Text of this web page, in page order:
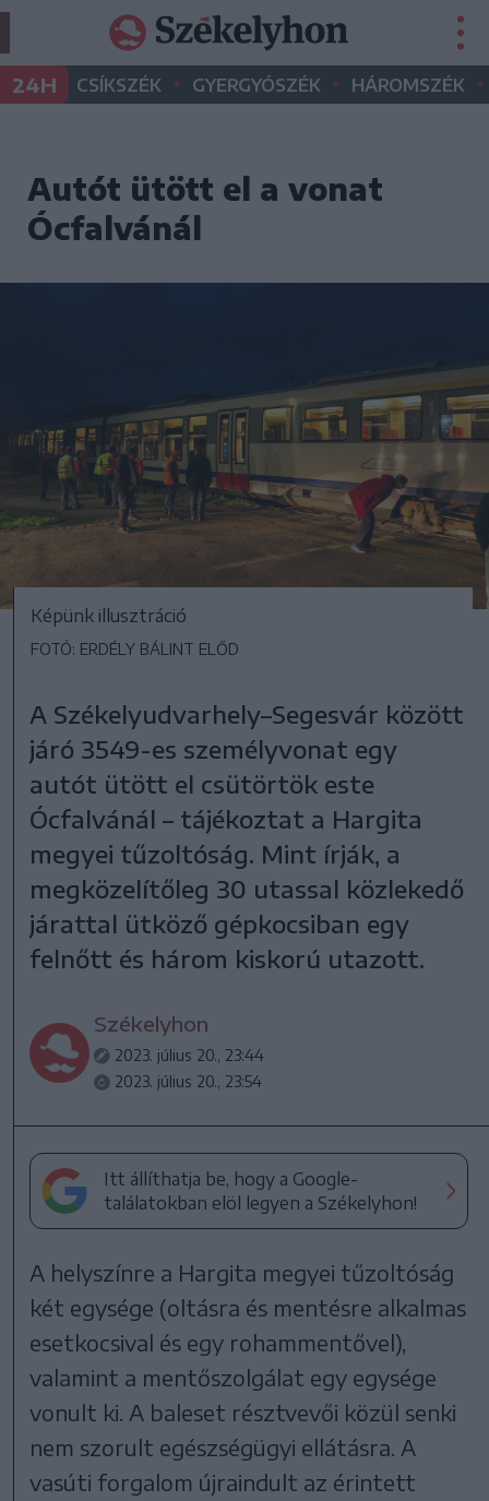
24H CSÍKSZÉK • GYERGYÓSZÉK • HÁROMSZÉK •
Autót ütött el a vonat
Ócfalvánál
Képünk illusztráció
FOTÓ: ERDÉLY BÁLINT ELŐD
A Székelyudvarhely–Segesvár között
járó 3549-es személyvonat egy
autót ütött el csütörtök este
Ócfalvánál – tájékoztat a Hargita
megyei tűzoltóság. Mint írják, a
megközelítőleg 30 utassal közlekedő
járattal ütköző gépkocsiban egy
felnőtt és három kiskorú utazott.
Székelyhon
2023. július 20., 23:44
2023. július 20., 23:54
Itt állíthatja be, hogy a Google-
találatokban elöl legyen a Székelyhon!
A helyszínre a Hargita megyei tűzoltóság
két egysége (oltásra és mentésre alkalmas
esetkocsival és egy rohammentővel),
valamint a mentőszolgálat egy egysége
vonult ki. A baleset résztvevői közül senki
nem szorult egészségügyi ellátásra. A
vasúti forgalom újraindult az érintett